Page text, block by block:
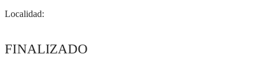
Localidad:
FINALIZADO